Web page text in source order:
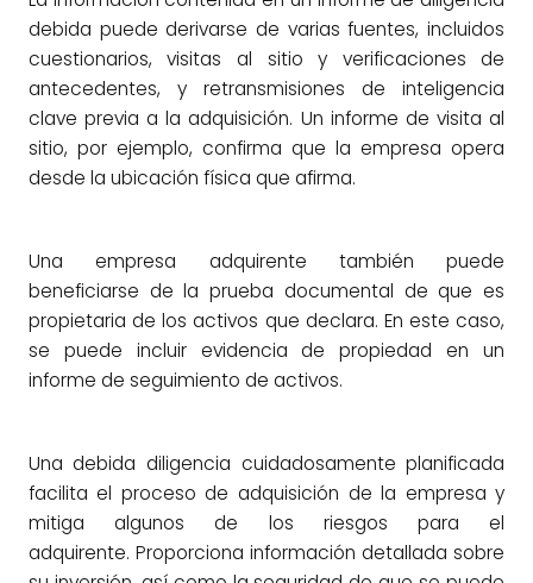
debida puede derivarse de varias fuentes, incluidos
cuestionarios, visitas al sitio y verificaciones de
antecedentes, y retransmisiones de inteligencia
clave previa a la adquisición. Un informe de visita al
sitio, por ejemplo, confirma que la empresa opera
desde la ubicación física que afirma.
Una empresa adquirente también puede
beneficiarse de la prueba documental de que es
propietaria de los activos que declara. En este caso,
se puede incluir evidencia de propiedad en un
informe de seguimiento de activos.
Una debida diligencia cuidadosamente planificada
facilita el proceso de adquisición de la empresa y
mitiga algunos de los riesgos para el
adquirente. Proporciona información detallada sobre